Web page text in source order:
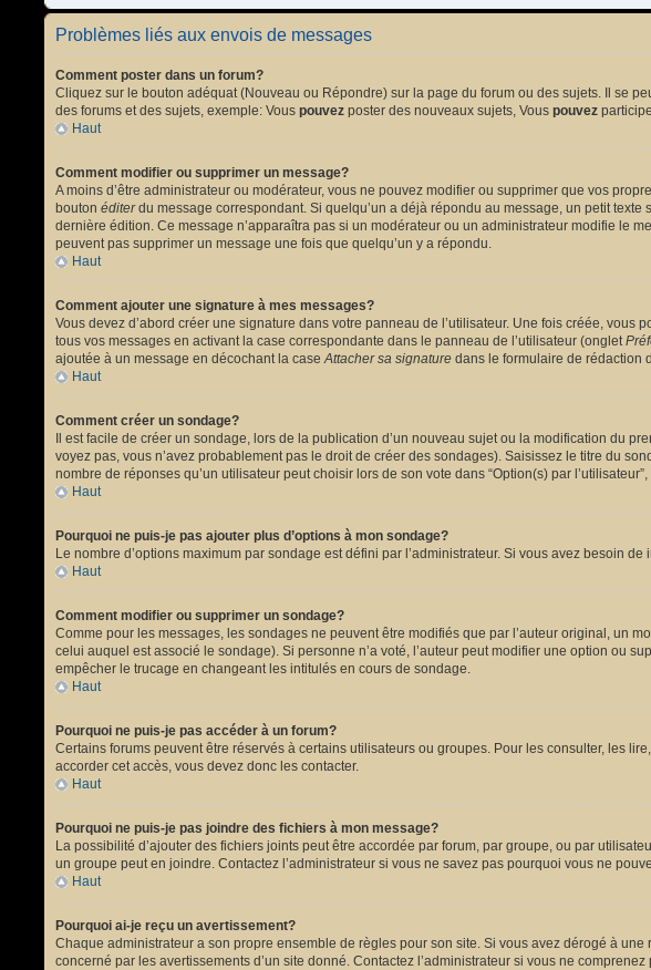
Problèmes liés aux envois de messages
Comment poster dans un forum?
Cliquez sur le bouton adéquat (Nouveau ou Répondre) sur la page du forum ou des sujets. Il se
des forums et des sujets, exemple: Vous pouvez poster des nouveaux sujets, Vous pouvez
Haut
Comment modifier ou supprimer un message?
A moins d’être administrateur ou modérateur, vous ne pouvez modifier ou supprimer que vos
bouton éditerdu message correspondant. Si quelqu’un a déjà répondu au message, un petit texte
dernière édition. Ce message n’apparaîtra pas si un modérateur ou un administrateur modifie le
peuvent pas supprimer un message une fois que quelqu’un y a répondu.
Haut
Comment ajouter une signature à mes messages?
Vous devez d’abord créer une signature dans votre panneau de l’utilisateur. Une fois créée, vous
tous vos messages en activant la case correspondante dans le panneau de l’utilisateur (onglet
ajoutée à un message en décochant la caseAttacher sa signature dans le formulaire de rédaction
Haut
Comment créer un sondage?
Il est facile de créer un sondage, lors de la publication d’un nouveau sujet ou la modification du
voyez pas, vous n’avez probablement pas le droit de créer des sondages). Saisissez le titre du
nombre de réponses qu’un utilisateur peut choisir lors de son vote dans “Option(s) par
Haut
Pourquoi ne puis-je pas ajouter plus d’options à mon sondage?
Le nombre d’options maximum par sondage est défini par l’administrateur. Si vous avez besoin
Haut
Comment modifier ou supprimer un sondage?
Comme pour les messages, les sondages ne peuvent être modifiés que par l’auteur original, un
celui auquel est associé le sondage). Si personne n’a voté, l’auteur peut modifier une option ou
empêcher le trucage en changeant les intitulés en cours de sondage.
Haut
Pourquoi ne puis-je pas accéder à un forum?
Certains forums peuvent être réservés à certains utilisateurs ou groupes. Pour les consulter, les
accorder cet accès, vous devez donc les contacter.
Haut
Pourquoi ne puis-je pas joindre des fichiers à mon message?
La possibilité d’ajouter des fichiers joints peut être accordée par forum, par groupe, ou par
un groupe peut en joindre. Contactez l’administrateur si vous ne savez pas pourquoi vous ne
Haut
Pourquoi ai-je reçu un avertissement?
Chaque administrateur a son propre ensemble de règles pour son site. Si vous avez dérogé à
concerné par les avertissements d’un site donné. Contactez l’administrateur si vous ne